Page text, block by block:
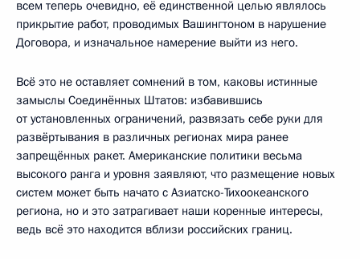
всем теперь очевидно, её единственной целью являлось
прикрытие работ, проводимых Вашингтоном в нарушение
Договора, и изначальное намерение выйти из него.
Всё это не оставляет сомнений в том, каковы истинные
замыслы Соединённых Штатов: избавившись
от установленных ограничений, развязать себе руки для
развёртывания в различных регионах мира ранее
запрещённых ракет. Американские политики весьма
высокого ранга и уровня заявляют, что размещение новых
систем может быть начато с Азиатско-Тихоокеанского
региона, но и это затрагивает наши коренные интересы,
ведь всё это находится вблизи российских границ.